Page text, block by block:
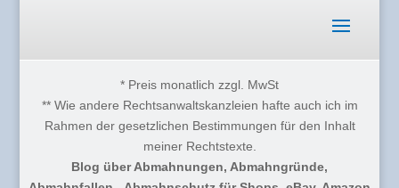
* Preis monatlich zzgl. MwSt
** Wie andere Rechtsanwaltskanzleien hafte auch ich im
Rahmen der gesetzlichen Bestimmungen für den Inhalt
meiner Rechtstexte.
Blog über Abmahnungen, Abmahngründe,